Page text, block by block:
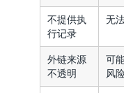
不提供执
行记录
无
外链来源
不透明
可
风